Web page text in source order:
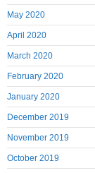
May 2020
April 2020
March 2020
February 2020
January 2020
December 2019
November 2019
October 2019